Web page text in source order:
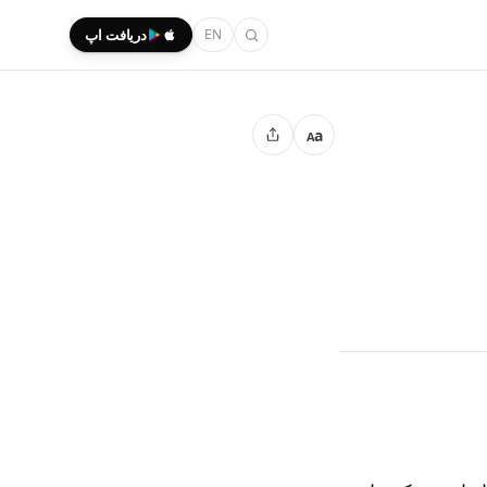
EN دریافت اپ
Aa